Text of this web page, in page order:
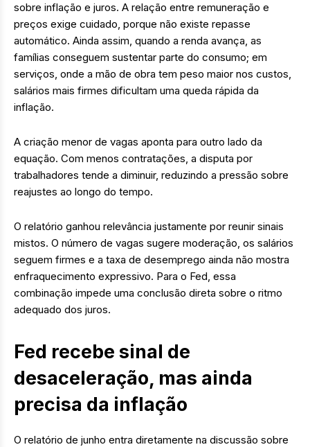
sobre inflação e juros. A relação entre remuneração e
preços exige cuidado, porque não existe repasse
automático. Ainda assim, quando a renda avança, as
famílias conseguem sustentar parte do consumo; em
serviços, onde a mão de obra tem peso maior nos custos,
salários mais firmes dificultam uma queda rápida da
inflação.
A criação menor de vagas aponta para outro lado da
equação. Com menos contratações, a disputa por
trabalhadores tende a diminuir, reduzindo a pressão sobre
reajustes ao longo do tempo.
O relatório ganhou relevância justamente por reunir sinais
mistos. O número de vagas sugere moderação, os salários
seguem firmes e a taxa de desemprego ainda não mostra
enfraquecimento expressivo. Para o Fed, essa
combinação impede uma conclusão direta sobre o ritmo
adequado dos juros.
Fed recebe sinal de
desaceleração, mas ainda
precisa da inflação
O relatório de junho entra diretamente na discussão sobre